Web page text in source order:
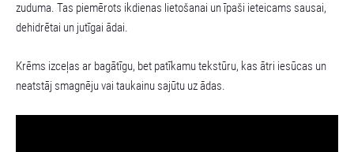
zuduma. Tas piemērots ikdienas lietošanai un īpaši ieteicams sausai,
dehidrētai un jutīgai ādai.
Krēms izceļas ar bagātīgu, bet patīkamu tekstūru, kas ātri iesūcas un
neatstāj smagnēju vai taukainu sajūtu uz ādas.